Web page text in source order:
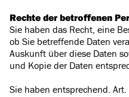
Rechte der betroffenen
Sie haben das Recht, eine
ob Sie betreffende Daten
Auskunft über diese Daten
und Kopie der Daten
Sie haben entsprechend. Art.